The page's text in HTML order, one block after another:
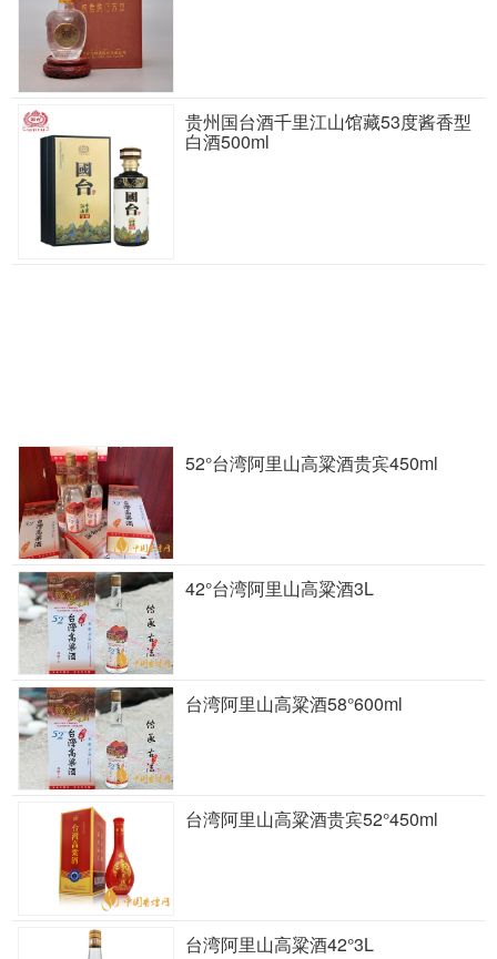
贵州国台酒千里江山馆藏53度酱香型
白酒500ml
52°台湾阿里山高粱酒贵宾450ml
42°台湾阿里山高粱酒3L
台湾阿里山高粱酒58°600ml
台湾阿里山高粱酒贵宾52°450ml
台湾阿里山高粱酒42°3L